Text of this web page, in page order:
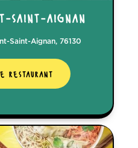
saint-aignan
Saint-Aignan, 76130
restaurant